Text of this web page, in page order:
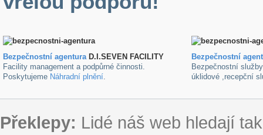
Bezpečnostní agenturaD.I.SEVEN FACILITY
Facility management a podpůrné činnosti.
Poskytujeme Náhradní plnění.
Bezpečnostní
Bezpečnostní
úklidové ,recepční
Překlepy: Lidé náš web hledají